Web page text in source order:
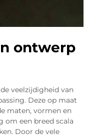
ontwerp
veelzijdigheid van
Deze op maat
maten, vormen en
om een breed scala
Door de vele